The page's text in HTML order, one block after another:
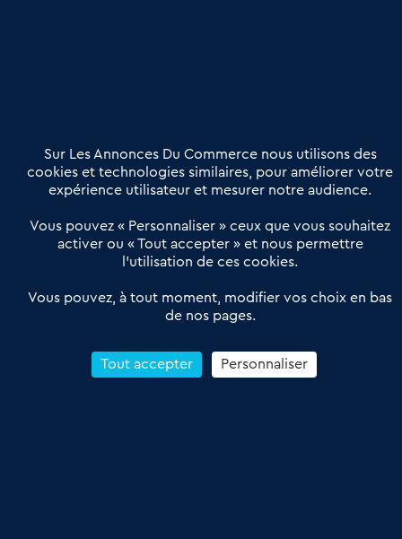
Offres Pro
Actualités
Qui sommes nous ?
Derniers articles
Réseau 3C : un partenaire national dédié aux transactions
Petitscommerces : Un partenariat au service du commerce de
proximité et des territoires
Reprendre un Restaurant Rapide
Sur Les Annonces Du Commerce nous utilisons des
cookies et technologies similaires, pour améliorer votre
expérience utilisateur et mesurer notre audience.
Vous pouvez « Personnaliser » ceux que vous souhaitez
activer ou « Tout accepter » et nous permettre
l’utilisation de ces cookies.
Vous pouvez, à tout moment, modifier vos choix en bas
de nos pages.
Tout accepter Personnaliser